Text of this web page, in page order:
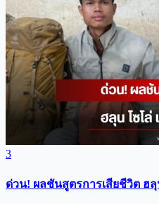
3
ด่วน! ผลชันสูตรการเสียชีวิต ฮ